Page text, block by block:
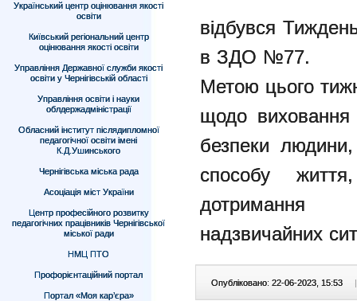
Український центр оцінювання якості
освіти
Київський регіональний центр
оцінювання якості освіти
Управління Державної служби якості
освіти у Чернігівській області
Управління освіти і науки
облдержадміністрації
Обласний інститут післядипломної
педагогічної освіти імені
К.Д.Ушинського
Чернігівська міська рада
Асоціація міст України
Центр професійного розвитку
педагогічних працівників Чернігівської
міської ради
НМЦ ПТО
Профорієнтаційний портал
Портал «Моя кар’єра»
відбувся
в ЗДО №77.
Метою цього
щодо
безпеки
способу
надзвичайних
Опубліковано: 22-06-2023, 15:53 |